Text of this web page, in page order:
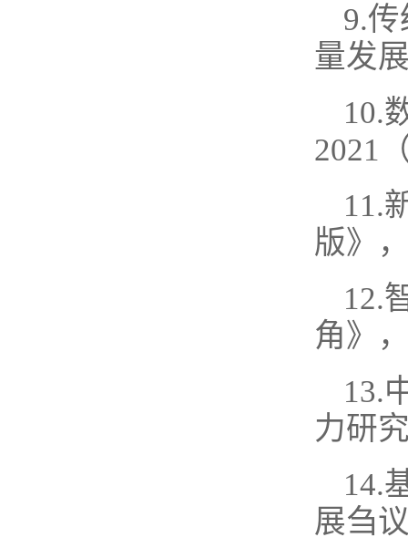
9.
量发
10.
2021
11.
版》
12.
角》
13.
力研
14.
展刍